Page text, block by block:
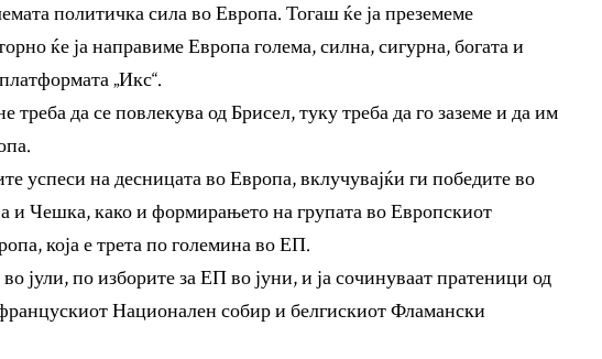
политичка сила во Европа. Тогаш ќе ја преземеме
ќе ја направиме Европа голема, силна, сигурна, богата и
„Икс“.
треба да се повлекува од Брисел, туку треба да го заземе и да им
успеси на десницата во Европа, вклучувајќи ги победите во
и Чешка, како и формирањето на групата во Европскиот
која е трета по големина во ЕП.
јули, по изборите за ЕП во јуни, и ја сочинуваат пратеници од
Национален собир и белгискиот Фламански